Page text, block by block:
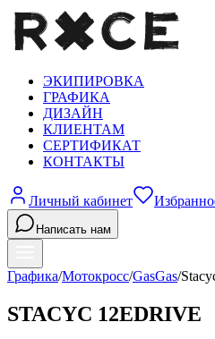
ЭКИПИРОВКА
ГРАФИКА
ДИЗАЙН
КЛИЕНТАМ
СЕРТИФИКАТ
КОНТАКТЫ
Личный кабинет
Написать нам
Графика/Мотокросс/GasGas/
STACYC 12EDRIVE